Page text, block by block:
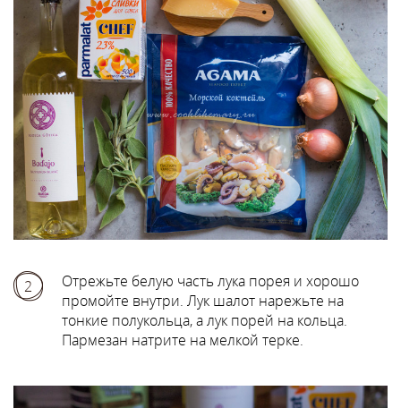
2
Отрежьте белую часть лука порея и хорошо
промойте внутри. Лук шалот нарежьте на
тонкие полукольца, а лук порей на кольца.
Пармезан натрите на мелкой терке.